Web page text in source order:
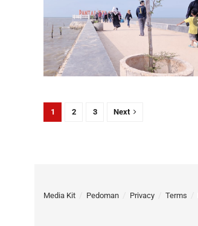
1 2 3 Next
Media Kit Pedoman Privacy Terms